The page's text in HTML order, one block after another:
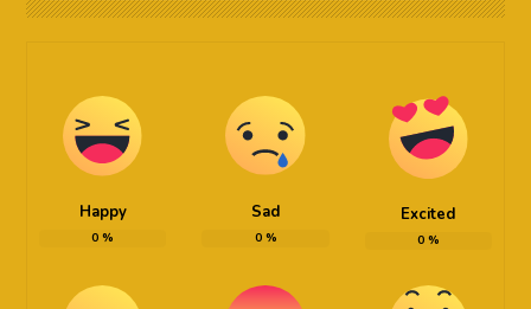
Happy
0 %
Sad
0%
Excited
0%